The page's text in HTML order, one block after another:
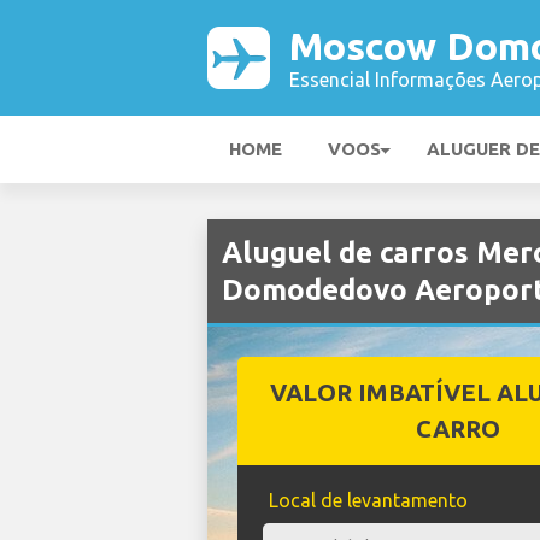
Moscow
Essencial Informações
HOME VOOS ALUGUER
Aluguel de carros
Domodedovo
VALOR IMBATÍVEL
CARRO
Local de levantamento